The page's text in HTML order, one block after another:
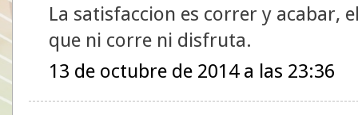
La satisfaccion es correr y acabar,
que ni corre ni disfruta.
13 de octubre de 2014 a las 23:36